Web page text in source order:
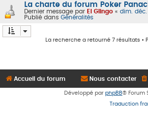
La charte du forum Poker
Dernier message par El Glingo « dim.
Publié dans Généralités
La recherche a retourné 7 résultats •
Accueil du forum Nous contacter
Développé par phpBB® Forum
Traduction